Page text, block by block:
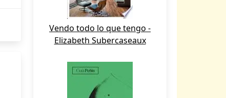
Vendo todo lo que tengo -
Elizabeth Subercaseaux